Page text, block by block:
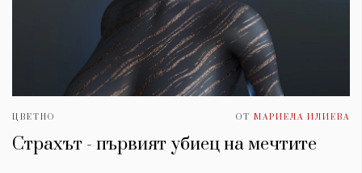
ЦВЕТНО ОТ МАРИЕЛА ИЛИЕВА
Страхът - първият убиец на мечтите